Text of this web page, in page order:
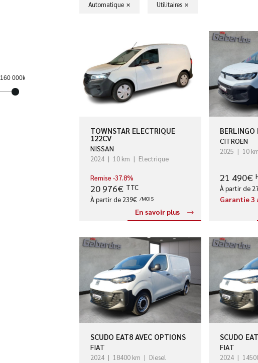
160 000km
Automatique Utilitaires
TOWNSTAR ELECTRIQUE
122CV
NISSAN
2024 10 km Electrique
Remise -37.8%
20 976€ TTC
À partir de 239€ /MOIS
En savoir plus
CITROEN
2025 10
21 490€
À partir de
Garantie 3
SCUDO EAT8 AVEC OPTIONS
FIAT
2024 18400 km
Diesel
SCUDO
FIAT
2024